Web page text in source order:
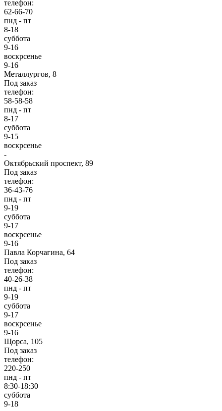
телефон:
62-66-70
пнд - пт
8-18
суббота
9-16
воскрсенье
9-16
Металлургов, 8
Под заказ
телефон:
58-58-58
пнд - пт
8-17
суббота
9-15
воскрсенье
-
Октябрьский проспект, 89
Под заказ
телефон:
36-43-76
пнд - пт
9-19
суббота
9-17
воскрсенье
9-16
Павла Корчагина, 64
Под заказ
телефон:
40-26-38
пнд - пт
9-19
суббота
9-17
воскрсенье
9-16
Щорса, 105
Под заказ
телефон:
220-250
пнд - пт
8:30-18:30
суббота
9-18